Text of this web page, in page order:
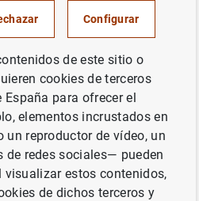
pretende acercar a la
institución a través de un
accesibles. El contenido del
tanto de nuestros
y financieros de interés
las funciones y actuaciones
Configurar
de este sitio o
cookies de terceros
España para ofrecer el
elementos incrustados en
reproductor de vídeo, un
de redes sociales— pueden
visualizar estos contenidos,
de dichos terceros y